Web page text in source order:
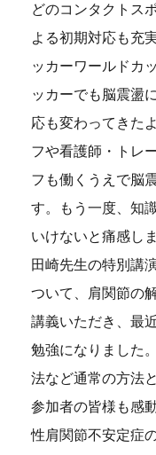
どのコンタクトス
よる初期対応も充
ッカーワールドカ
ッカーでも脳震盪
応も変わってきた
フや看護師・トレ
フも働くうえで脳
す。もう一度、知
いけないと痛感し
田崎先生の特別講
ついて、肩関節の
講義いただき、最
勉強になりました
法など通常の方法
参加者の皆様も感
性肩関節不安定症